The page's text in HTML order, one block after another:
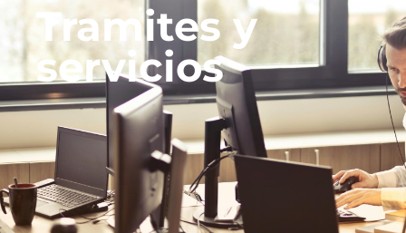
Tramites y
servicios